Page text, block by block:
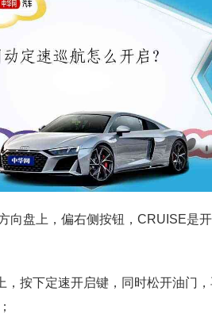
向盘上，偏右侧按钮，CRUISE是
按下定速开启键，同时松开油门